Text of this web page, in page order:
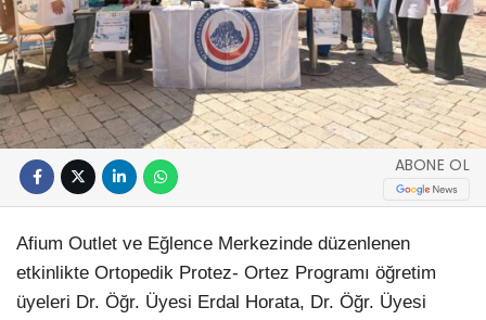
ABONE OL
Afium Outlet ve Eğlence Merkezinde düzenlenen
etkinlikte Ortopedik Protez- Ortez Programı öğretim
üyeleri Dr. Öğr. Üyesi Erdal Horata, Dr. Öğr. Üyesi